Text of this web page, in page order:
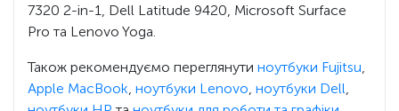
7320 2-in-1, Dell Latitude 9420, Microsoft Surface
Pro та Lenovo Yoga.
Також рекомендуємо переглянути ноутбуки Fujitsu
Apple MacBook ноутбуки Lenovo ноутбуки Dell